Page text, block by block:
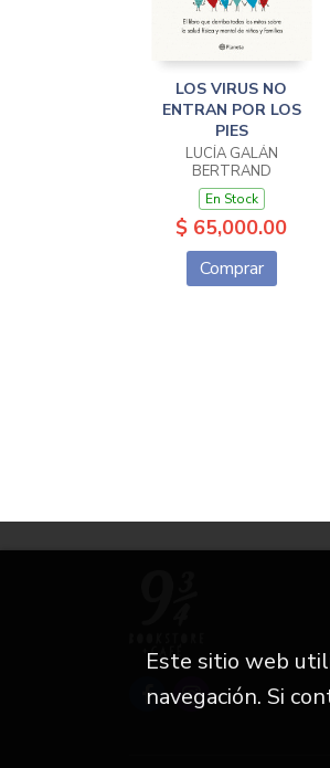
LOS VIRUS NO
ENTRAN POR LOS
PIES
LUCÍA GALÁN
BERTRAND
En Stock
$ 65,000.00
Comprar
Este sitio web
navegación. Si